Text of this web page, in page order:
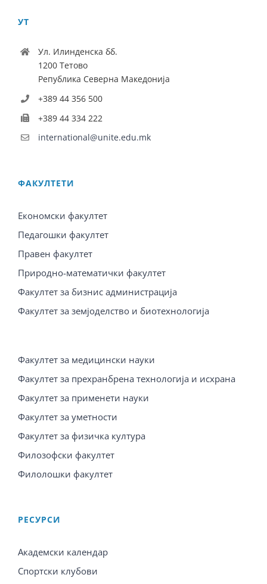
УТ
Ул. Илинденска бб.
1200 Тетово
Република Северна Македонија
+389 44 356 500
+389 44 334 222
international@unite.edu.mk
ФАКУЛТЕТИ
Економски факултет
Педагошки факултет
Правен факултет
Природно-математички факултет
Факултет за бизнис администрација
Факултет за земјоделство и биотехнологија
Факултет за медицински науки
Факултет за прехранбрена технологија и исхрана
Факултет за применети науки
Факултет за уметности
Факултет за физичка култура
Филозофски факултет
Филолошки факултет
PЕСУРСИ
Академски календар
Спортски клубови